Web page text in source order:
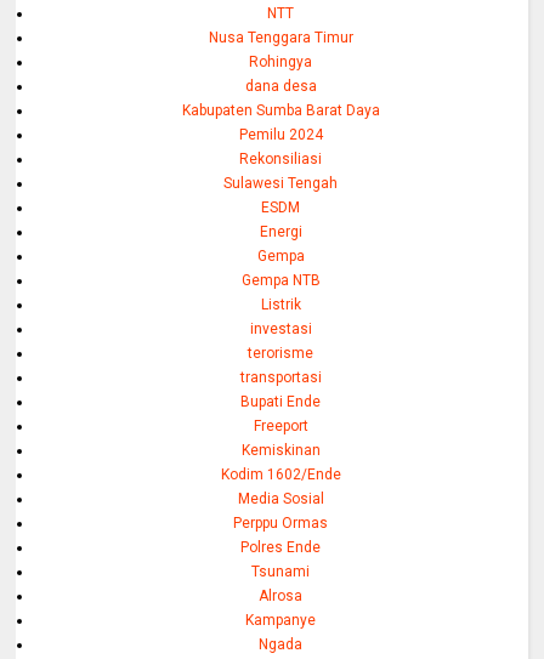
NTT
Nusa Tenggara Timur
Rohingya
dana desa
Kabupaten Sumba Barat Daya
Pemilu 2024
Rekonsiliasi
Sulawesi Tengah
ESDM
Energi
Gempa
Gempa NTB
Listrik
investasi
terorisme
transportasi
Bupati Ende
Freeport
Kemiskinan
Kodim 1602/Ende
Media Sosial
Perppu Ormas
Polres Ende
Tsunami
Alrosa
Kampanye
Ngada